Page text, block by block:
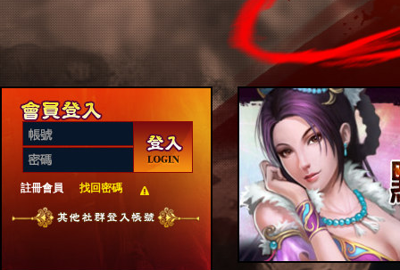
註冊會員 找回密碼